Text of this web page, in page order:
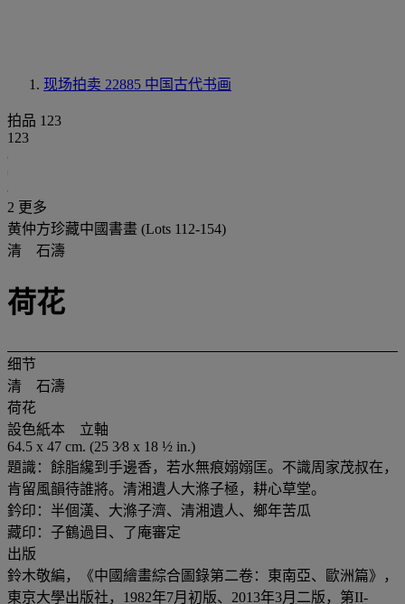
现场拍卖 22885 中国古代书画
拍品 123
123
2 更多
黄仲方珍藏中國書畫 (Lots 112-154)
清 石濤
荷花
细节
清 石濤
荷花
設色紙本 立軸
64.5 x 47 cm. (25 3⁄8 x 18 ½ in.)
題識：餘脂纔到手邊香，若水無痕嫋嫋匡。不識周家茂叔在，
肯留風韻待誰將。清湘遺人大滌子極，耕心草堂。
鈐印：半個漢、大滌子濟、清湘遺人、鄉年苦瓜
藏印：子鶴過目、了庵審定
出版
鈴木敬編，《中國繪畫綜合圖錄第二卷：東南亞、歐洲篇》，
東京大學出版社，1982年7月初版、2013年3月二版，第II-